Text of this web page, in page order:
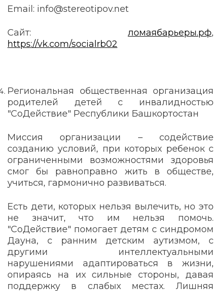
Email: info@stereotipov.net
Сайт: ломаябарьеры.рф,
https://vk.com/socialrb02
Региональная общественная организация
родителей детей с инвалидностью
"СоДействие" Республики Башкортостан
Миссия организации – содействие
созданию условий, при которых ребенок с
ограниченными возможностями здоровья
смог бы равноправно жить в обществе,
учиться, гармонично развиваться.
Есть дети, которых нельзя вылечить, но это
не значит, что им нельзя помочь.
"СоДействие" помогает детям с синдромом
Дауна, с ранним детским аутизмом, с
другими интеллектуальными
нарушениями адаптироваться в жизни,
опираясь на их сильные стороны, давая
поддержку в слабых местах. Лишняя